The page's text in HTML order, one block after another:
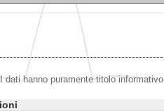
hanno puramente titolo informativo